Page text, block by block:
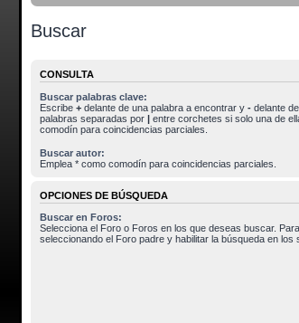
Buscar
CONSULTA
Buscar palabras clave:
Escribe +delante de una palabra a encontrar y -delante
palabras separadas por |entre corchetes si solo una de
comodín para coincidencias parciales.
Buscar autor:
Emplea * como comodín para coincidencias parciales.
OPCIONES DE BÚSQUEDA
Buscar en Foros:
Selecciona el Foro o Foros en los que deseas buscar.
seleccionando el Foro padre y habilitar la búsqueda en los